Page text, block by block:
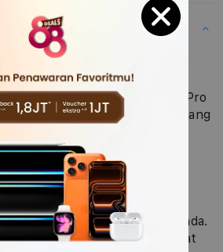
untuk membalut iPhone 14 Pro
MagSafe adalah cara yang
melindungi iPhone Anda.
dengan sentuhan akhir yang
terasa nyaman di tangan Anda.
ada lapisan mikroserat